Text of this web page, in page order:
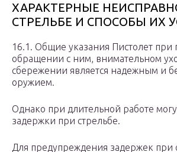
ХАРАКТЕРНЫЕ
СТРЕЛЬБЕ И СПОСОБЫ ИХ
16.1. Общие указания Пистолет при
обращении с ним, внимательном
сбережении является надежным и
оружием.
Однако при длительной работе
задержки при стрельбе.
Для предупреждения задержек при